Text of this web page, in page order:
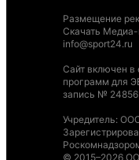
Размещение
Скачать Медиа-
info@sport24.ru
Сайт включен в
программ для
запись № 24856
Учредитель:
© 2015–2026